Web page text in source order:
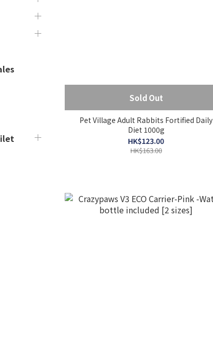
Sold Out
Pet Village Adult Rabbits Fortified Daily
Diet 1000g
HK$123.00
HK$163.00